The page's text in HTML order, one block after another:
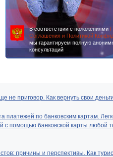
В соответствии с положениями
Соглашения и Политикой
мы гарантируем полную
консультаций
не приговор. Как вернуть свои
платежей по банковским картам.
с помощью банковской карты любой
причины и перспективы. Как